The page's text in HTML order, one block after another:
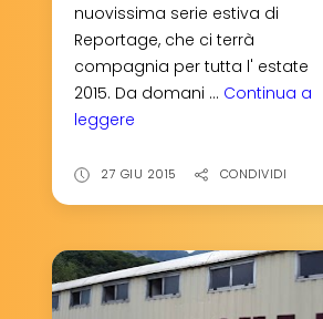
nuovissima serie estiva di
Reportage, che ci terrà
compagnia per tutta l' estate
2015. Da domani ... Continua a
leggere
ESTIVA
DI
2015:
Al
via
27 GIU 2015 CONDIVIDI